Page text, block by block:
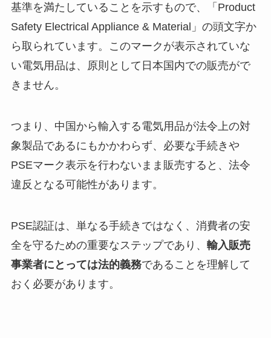
基準を満たしていることを示すもので、「Product
Safety Electrical Appliance & Material」の頭文字か
ら取られています。このマークが表示されていな
い電気用品は、原則として日本国内での販売がで
きません。
つまり、中国から輸入する電気用品が法令上の対
象製品であるにもかかわらず、必要な手続きや
PSEマーク表示を行わないまま販売すると、法令
違反となる可能性があります。
PSE認証は、単なる手続きではなく、消費者の安
全を守るための重要なステップであり、 輸入販売
事業者にとっては法的義務であることを理解して
おく必要があります。